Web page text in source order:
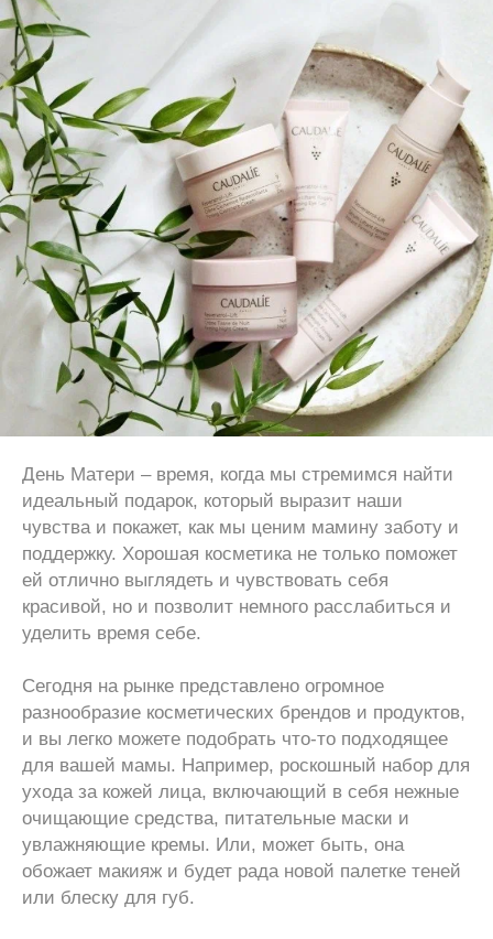
День Матери – время, когда мы стремимся найти
идеальный подарок, который выразит наши
чувства и покажет, как мы ценим мамину заботу и
поддержку. Хорошая косметика не только поможет
ей отлично выглядеть и чувствовать себя
красивой, но и позволит немного расслабиться и
уделить время себе.
Сегодня на рынке представлено огромное
разнообразие косметических брендов и продуктов,
и вы легко можете подобрать что-то подходящее
для вашей мамы. Например, роскошный набор для
ухода за кожей лица, включающий в себя нежные
очищающие средства, питательные маски и
увлажняющие кремы. Или, может быть, она
обожает макияж и будет рада новой палетке теней
или блеску для губ.